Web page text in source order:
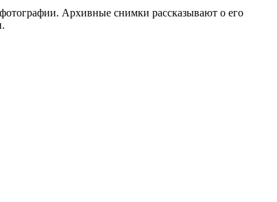
Архивные снимки рассказывают о его